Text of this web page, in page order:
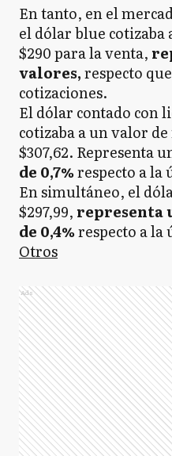
En tanto, en el
el dólar blue cotizaba
$290 para la venta,
valores,respecto
cotizaciones.
El dólar contado con
cotizaba a un valor
$307,62. Representa
de 0,7%respecto ala
En simultáneo, el
$297,99, representa
de 0,4%respecto a
Otros
Ads